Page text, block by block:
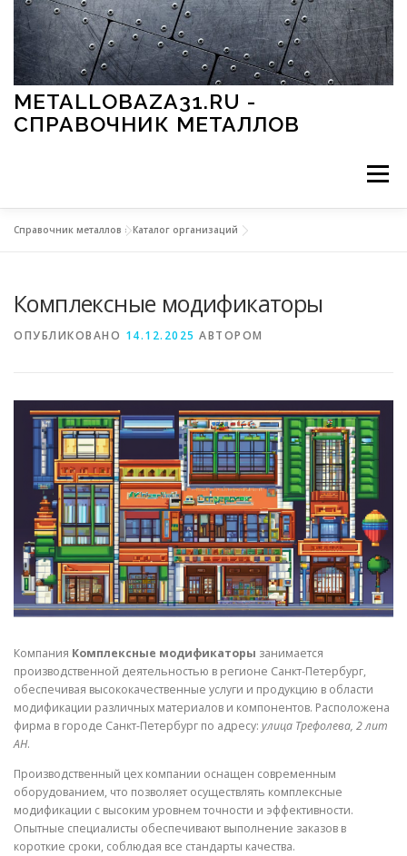
Перейти к содержимому
METALLOBAZA31.RU -
СПРАВОЧНИК МЕТАЛЛОВ
Меню
МЕТАЛЛЫ И ОКРУЖАЮЩАЯ СРЕДА
СВОЙСТВА МЕТАЛЛОВ СОРТА МЕТАЛЛОВ
СТАТЬИ
Справочник металлов »Каталог организаций
Комплексные модификаторы
ОПУБЛИКОВАНО 14.12.2025 АВТОРОМ
Компания Комплексные модификаторы занимается
производственной деятельностью в регионе Санкт-Петербург,
обеспечивая высококачественные услуги и продукцию в области
модификации различных материалов и компонентов. Расположена
фирма в городе Санкт-Петербург по адресу: улица Трефолева, 2 лит
АН.
Производственный цех компании оснащен современным
оборудованием, что позволяет осуществлять комплексные
модификации с высоким уровнем точности и эффективности.
Опытные специалисты обеспечивают выполнение заказов в
короткие сроки, соблюдая все стандарты качества.